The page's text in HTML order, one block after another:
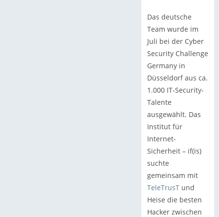
Das deutsche
Team wurde im
Juli bei der Cyber
Security Challenge
Germany in
Düsseldorf aus ca.
1.000 IT-Security-
Talente
ausgewählt. Das
Institut für
Internet-
Sicherheit – if(is)
suchte
gemeinsam mit
TeleTrusTund
Heise die besten
Hacker zwischen